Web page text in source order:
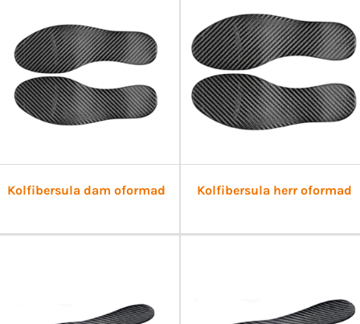
Kolfibersula dam oformad Kolfibersula herr oformad